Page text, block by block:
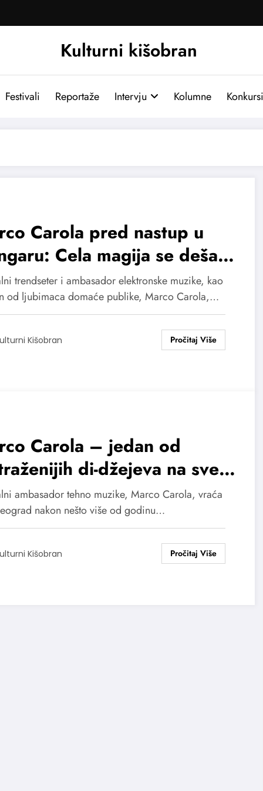
Kulturni kišobran
Festivali Reportaže Intervju Kolumne Konkursi
Carola pred nastup u
Cela magija se dešava
u, samo treba
posmatrati i pročitati šta
trendseter i ambasador elektronske muzike, kao
od ljubimaca domaće publike, Marco Carola,…
Kišobran
Carola – jedan od
di-džejeva na svetu
u Beogradu
ambasador tehno muzike, Marco Carola, vraća
nakon nešto više od godinu…
Kišobran